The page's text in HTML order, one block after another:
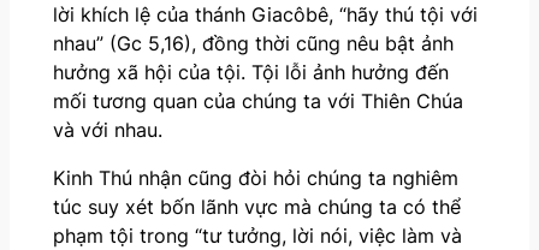
lời khích lệ của thánh Giacôbê, “hãy thú tội với
nhau” (Gc 5,16), đồng thời cũng nêu bật ảnh
hưởng xã hội của tội. Tội lỗi ảnh hưởng đến
mối tương quan của chúng ta với Thiên Chúa
và với nhau.
Kinh Thú nhận cũng đòi hỏi chúng ta nghiêm
túc suy xét bốn lãnh vực mà chúng ta có thể
phạm tội trong “tư tưởng, lời nói, việc làm và